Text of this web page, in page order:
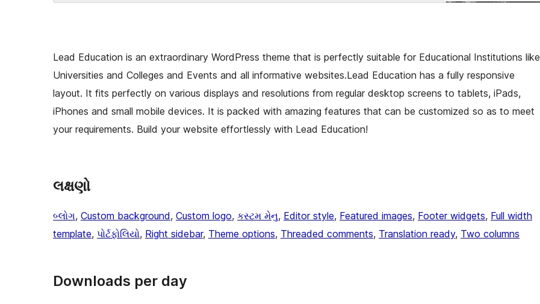
Lead Education is an extraordinary WordPress theme that is perfectly suitable for Educational Institutions like
Universities and Colleges and Events and all informative websites.Lead Education has a fully responsive
layout. It fits perfectly on various displays and resolutions from regular desktop screens to tablets, iPads,
iPhones and small mobile devices. It is packed with amazing features that can be customized so as to meet
your requirements. Build your website effortlessly with Lead Education!
લક્ષણો
બ્લોગ, Custom background, Custom logo, કસ્ટમ મેનુ, Editor style, Featured images, Footer widgets, Full width
template, પોર્ટફોલિયો, Right sidebar, Theme options, Threaded comments, Translation ready, Two columns
Downloads per day